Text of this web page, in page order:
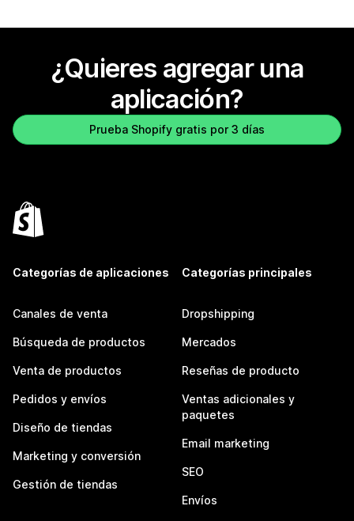
¿Quieres agregar una
aplicación?
Prueba Shopify gratis por 3 días
Categorías de aplicaciones
Canales de venta
Búsqueda de productos
Venta de productos
Pedidos y envíos
Diseño de tiendas
Marketing y conversión
Gestión de tiendas
Categorías principales
Dropshipping
Mercados
Reseñas de producto
Ventas adicionales y
paquetes
Email marketing
SEO
Envíos